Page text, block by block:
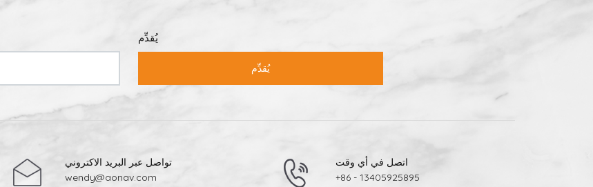
التعبئة النهائية.ثم يتم تعبئة البلاطات الجاهزة في كراتين ومنصات نقالة، لتكون جاهزة للتخزين والتوزيع والشحن إلى الأسواق الدولية من
السيراميك المحترفين. خاتمة يُتيح فهم كيفية تصنيع بلاط السيراميك رؤية قيّمة لجودة المنتج وأدائه. فمن تحضير المواد الخام إلى
الجودة، تُسهم كل مرحلة من مراحل التصنيع في متانة بلاط السيراميك والبورسلين ومظهره وتناسقه. أما بالنسبة لمشاريع البناء، فإن
يُقدِّم
يُقدِّم
تواصل عبر البريد الاكتروني
wendy@aonav.com
اتصل في أي وقت
+86 - 13405925895